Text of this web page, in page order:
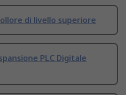
di livello superiore
PLC Digitale